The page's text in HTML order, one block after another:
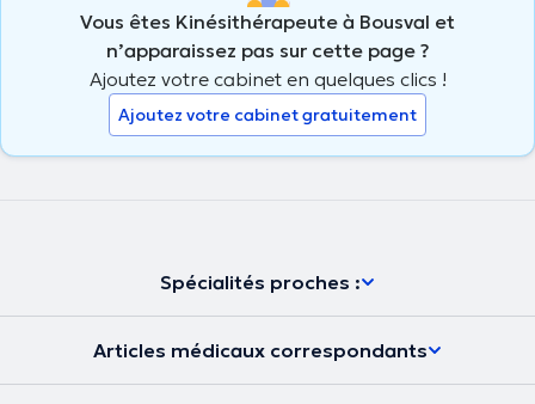
Vous êtes Kinésithérapeute à Bousval et
n’apparaissez pas sur cette page ?
Ajoutez votre cabinet en quelques clics !
Ajoutez votre cabinet gratuitement
Spécialités proches :
Articles médicaux correspondants